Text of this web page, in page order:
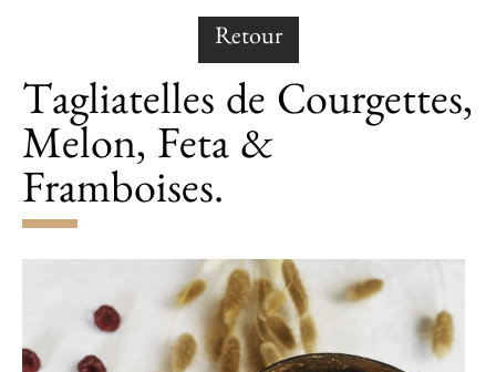
Retour
Tagliatelles de Courgettes,
Melon, Feta &
Framboises.